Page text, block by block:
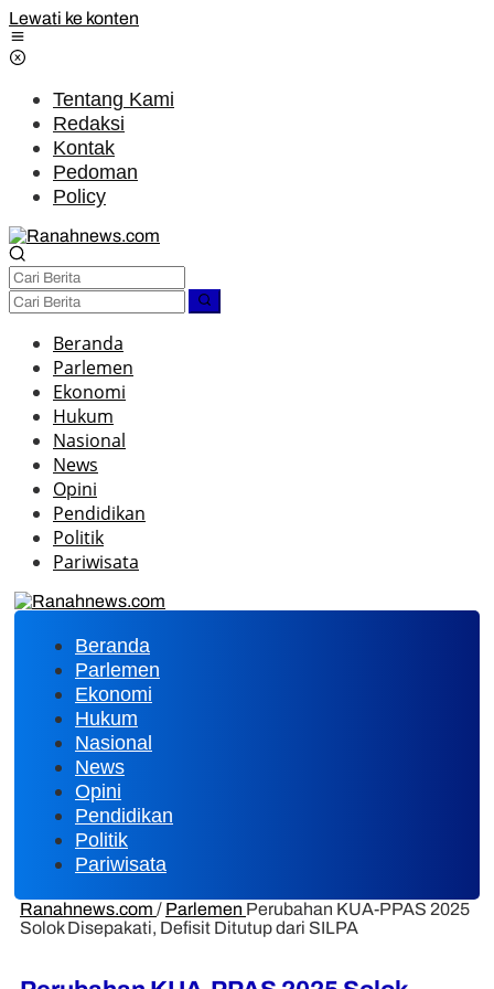
Lewati ke konten
Tentang Kami
Redaksi
Kontak
Pedoman
Policy
Beranda
Parlemen
Ekonomi
Hukum
Nasional
News
Opini
Pendidikan
Politik
Pariwisata
Beranda
Parlemen
Ekonomi
Hukum
Nasional
News
Opini
Pendidikan
Politik
Pariwisata
Ranahnews.com / Parlemen Perubahan KUA-PPAS 2025
Solok Disepakati, Defisit Ditutup dari SILPA